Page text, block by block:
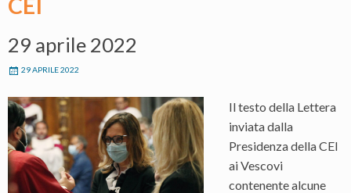
CEI
29 aprile 2022
29 APRILE 2022
Il testo della Lettera
inviata dalla
Presidenza della CEI
ai Vescovi
contenente alcune